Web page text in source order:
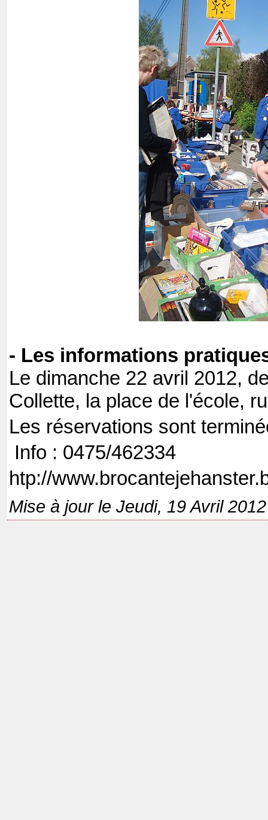
- Les informations
Le dimanche 22 avril 2012,
Collette, la place de l'école,
Les réservations sont
Info : 0475/462334
htp://
Mise à jour le Jeudi, 19 Avril